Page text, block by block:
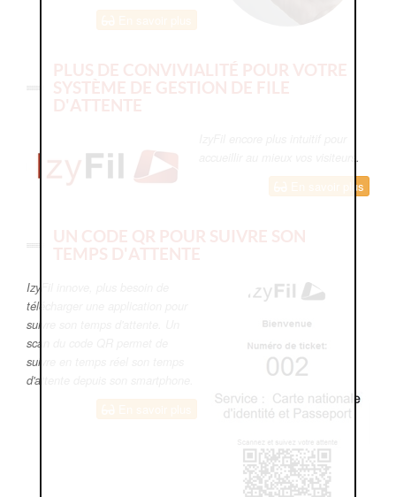
PLUS DE CONVIVIALITÉ POUR VOTRE
SYSTÈME DE GESTION DE FILE
D'ATTENTE
accueillir au mieux vos visiteurs.
En savoir plus
UN CODE QR POUR SUIVRE SON
TEMPS D'ATTENTE
IzyFil innove, plus besoin de
télécharger une application pour
suivre son temps d'attente. Un
scan du code QR permet de
suivre en temps réel son temps
d'attente depuis son smartphone.